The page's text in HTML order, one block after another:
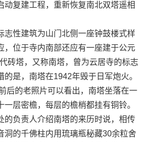
动复建工程，重新恢复南北双塔遥相
性建筑为山门北侧一座钟鼓楼式样
，位于寺内南部还应有一座建于公元
砖塔，又称南塔，曾为云居寺的标志
是，南塔在1942年毁于日军炮火。
后的老照片可以看出，南塔坐落在一
一层密檐，每层的檐梢都挂有铜铃。
负责人介绍南塔的来历时说，相传
洞的千佛柱内用琉璃瓶秘藏30余粒舍